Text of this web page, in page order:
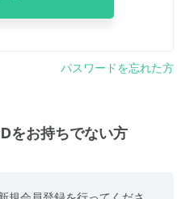
パスワードを忘れた方
をお持ちでない方